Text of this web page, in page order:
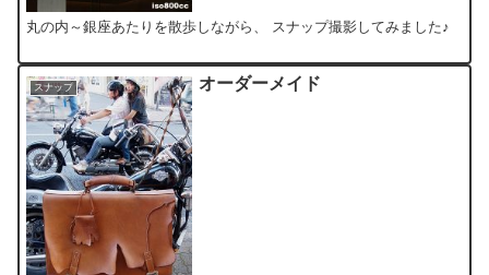
丸の内～銀座あたりを散歩しながら、 スナップ撮影してみました♪
スナップ オーダーメイド